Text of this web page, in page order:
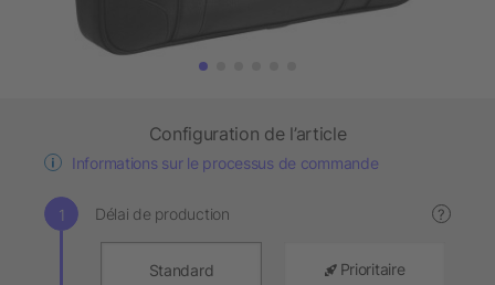
Configuration de l’article
Informations sur le processus de commande
Délai de production ?
Standard Prioritaire